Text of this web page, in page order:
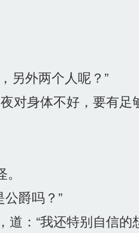
另外两个人呢？”
对身体不好，要有
爵吗？”
：“我还特别自信的